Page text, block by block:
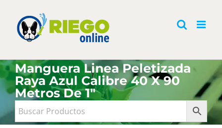
contenido
Manguera Linea Peletizada
Raya Azul Calibre 40 X 90
Metros De 1"